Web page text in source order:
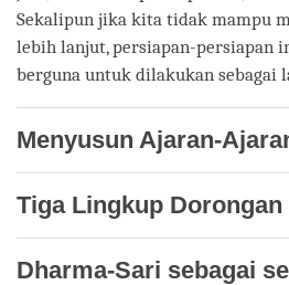
Sekalipun jika kita tidak mampu
lebih lanjut, persiapan-persiapan
berguna untuk dilakukan sebagai
Menyusun Ajaran-
Tiga Lingkup
Dharma-Sari sebagai